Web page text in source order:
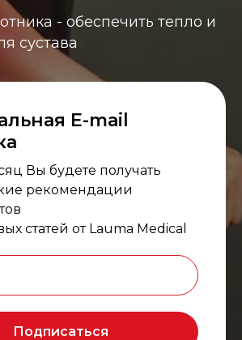
- обеспечить тепло и
сустава
E-mail
Вы будете получать
рекомендации
статей от Lauma Medical
Подписаться